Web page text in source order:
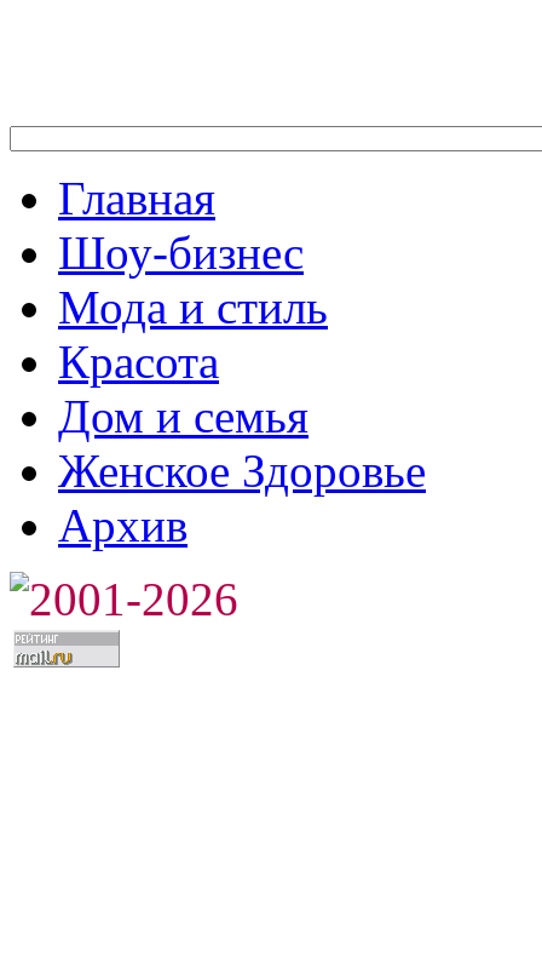
Главная
Шоу-бизнес
Мода и стиль
Красота
Дом и семья
Женское Здоровье
Архив
2001-2026